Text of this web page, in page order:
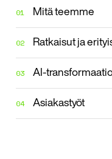
01 Mitä teemme
02 Ratkaisut ja
03 AI-
04 Asiakastyöt